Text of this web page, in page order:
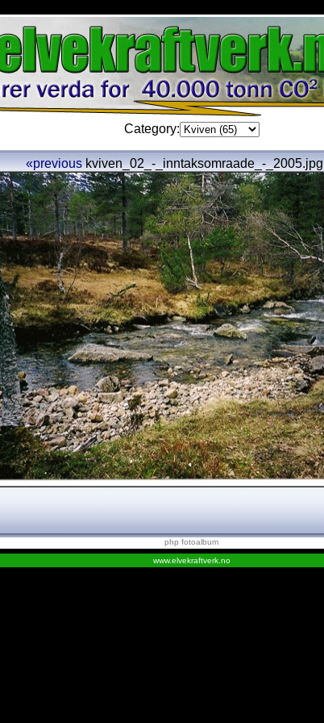
Category:
«previous kviven_02_-_inntaksomraade_-_2005.jpg
php fotoalbum
www.elvekraftverk.no